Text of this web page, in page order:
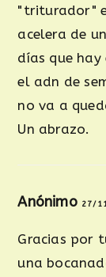
"triturador"
acelera de
días que
el adn de
no va a
Un abrazo.
Anónimo 27/
Gracias por
una